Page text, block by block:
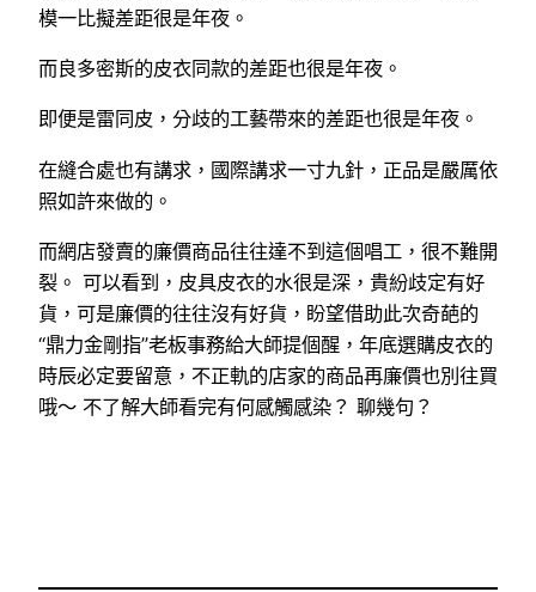
模一比擬差距很是年夜。
而良多密斯的皮衣同款的差距也很是年夜。
即便是雷同皮，分歧的工藝帶來的差距也很是年夜。
在縫合處也有講求，國際講求一寸九針，正品是嚴厲依
照如許來做的。
而網店發賣的廉價商品往往達不到這個唱工，很不難開
裂。 可以看到，皮具皮衣的水很是深，貴紛歧定有好
貨，可是廉價的往往沒有好貨，盼望借助此次奇葩的
“鼎力金剛指”老板事務給大師提個醒，年底選購皮衣的
時辰必定要留意，不正軌的店家的商品再廉價也別往買
哦～ 不了解大師看完有何感觸感染？ 聊幾句？